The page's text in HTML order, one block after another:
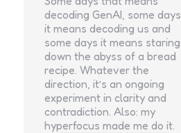
decoding GenAI, some days
it means decoding us and
some days it means staring
down the abyss of a bread
recipe. Whatever the
direction, it’s an ongoing
experiment in clarity and
contradiction. Also: my
hyperfocus made me do it.